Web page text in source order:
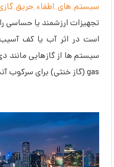
سیستم های اطفاء حریق
تجهیزات ارزشمند یا حساسی
است در اثر آب یا کف
gas (گاز خنثی) برای سرکوب آتش استفاده می کنند.